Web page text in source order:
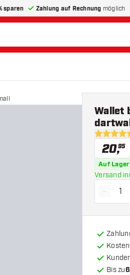
sparen Zahlung auf Rechnung möglich
4.6
Wallet
20,95
Auf Lager
Versand
-
Bis zu